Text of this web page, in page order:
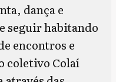
dança e
seguir habitando
encontros e
coletivo Colaí